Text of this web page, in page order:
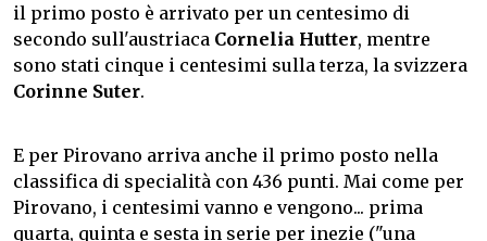
il primo posto è arrivato per un centesimo di
secondo sull'austriaca Cornelia Hutter, mentre
sono stati cinque i centesimi sulla terza, la svizzera
Corinne Suter.
E per Pirovano arriva anche il primo posto nella
classifica di specialità con 436 punti. Mai come per
Pirovano, i centesimi vanno e vengono... prima
quarta, quinta e sesta in serie per inezie ("una